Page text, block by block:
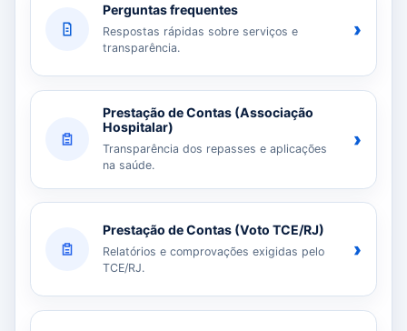
Perguntas frequentes
Respostas rápidas sobre serviços e
transparência.
›
Prestação de Contas (Associação
Hospitalar)
Transparência dos repasses e aplicações
na saúde.
›
Prestação de Contas (Voto TCE/RJ)
Relatórios e comprovações exigidas pelo
TCE/RJ.
›